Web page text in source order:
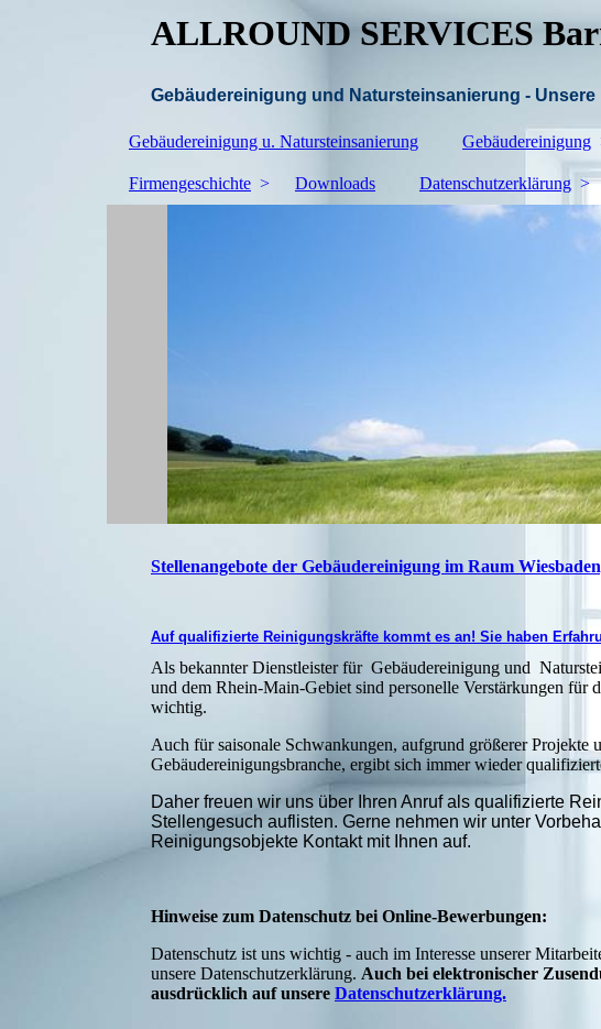
ALLROUND SERVICES
Gebäudereinigung und Natursteinsanierung -
Gebäudereinigung u. Natursteinsanierung Gebäudereinigung
Firmengeschichte Downloads Datenschutzerklärung
Stellenangebote der Gebäudereinigung im Raum
Auf qualifizierte Reinigungskräfte kommt es an! Sie haben
Als bekannter Dienstleister für Gebäudereinigung und
und dem Rhein-Main-Gebiet sind personelle Verstärkungen
wichtig.
Auch für saisonale Schwankungen, aufgrund größerer
Gebäudereinigungsbranche, ergibt sich immer wieder
Daher freuen wir uns über Ihren Anruf als qualifizierte
Stellengesuch auflisten. Gerne nehmen wir unter
Reinigungsobjekte Kontakt mit Ihnen auf.
Hinweise zum Datenschutz bei Online-Bewerbungen:
Datenschutz ist uns wichtig - auch im Interesse unserer
unsere Datenschutzerklärung. Auch bei elektronischer
ausdrücklich auf unsere Datenschutzerklärung.